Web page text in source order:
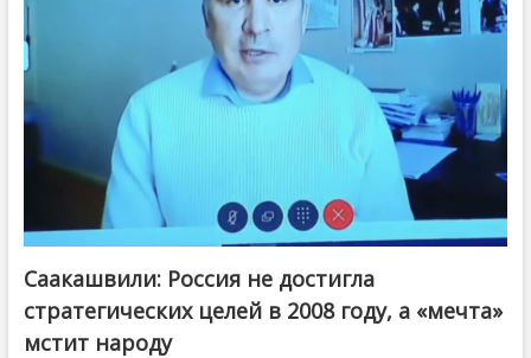
Саакашвили: Россия не достигла
стратегических целей в 2008 году, а «мечта»
мстит народу